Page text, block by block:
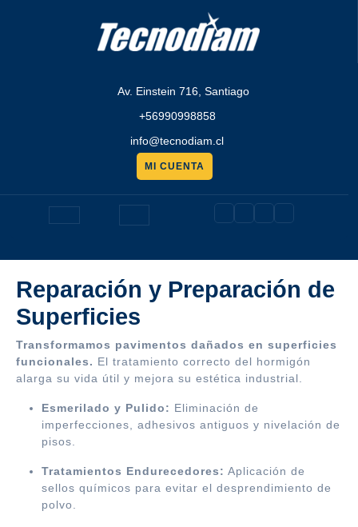
Av. Einstein 716, Santiago
+56990998858
info@tecnodiam.cl
MI CUENTA
presupuesto
Botón
de
apertura
Reparación y Preparación de
Superficies
Transformamos pavimentos dañados en superficies
funcionales. El tratamiento correcto del hormigón
alarga su vida útil y mejora su estética industrial.
Esmerilado y Pulido: Eliminación de
imperfecciones, adhesivos antiguos y nivelación de
pisos.
Tratamientos Endurecedores: Aplicación de
sellos químicos para evitar el desprendimiento de
polvo.